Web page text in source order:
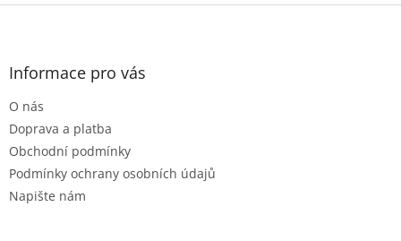
Z
Informace pro vás
O nás
Doprava a platba
Obchodní podmínky
Podmínky ochrany osobních údajů
Napište nám